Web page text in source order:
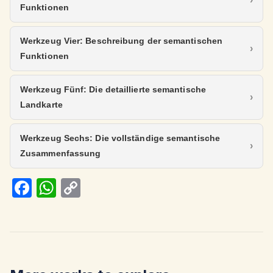
Funktionen
Werkzeug Vier: Beschreibung der semantischen
Funktionen
Werkzeug Fünf: Die detaillierte semantische
Landkarte
Werkzeug Sechs: Die vollständige semantische
Zusammenfassung
Fa
W
Li